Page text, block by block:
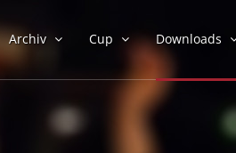
Archiv Cup Downloads